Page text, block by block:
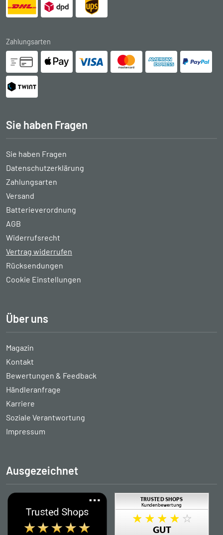
Zahlungsarten
Sie haben Fragen
Sie haben Fragen
Datenschutzerklärung
Zahlungsarten
Versand
Batterieverordnung
AGB
Widerrufsrecht
Vertrag widerrufen
Rücksendungen
Cookie Einstellungen
Über uns
Magazin
Kontakt
Bewertungen & Feedback
Händleranfrage
Karriere
Soziale Verantwortung
Impressum
Ausgezeichnet